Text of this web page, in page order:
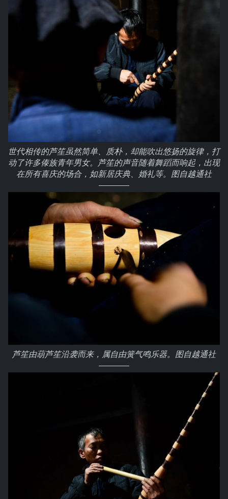
世代相传的芦笙虽然简单、质朴，却能吹出悠扬的旋律，打
动了许多傣族青年男女。芦笙的声音随着舞蹈而响起，出现
在所有喜庆的场合，如新居庆典、婚礼等。图自越通社
芦笙由葫芦笙沿袭而来，属自由簧气鸣乐器。图自越通社